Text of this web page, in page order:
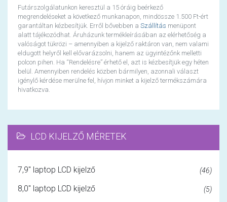
Futárszolgálatunkon keresztül a 15 óráig beérkező
megrendeléseket a következő munkanapon, mindössze 1.500 Ft-ért
garantáltan kézbesítjük. Erről bővebben a Szállítás menüpont
alatt tájékozódhat. Áruházunk termékleírásában az elérhetőség a
valóságot tükrözi – amennyiben a kijelző raktáron van, nem valami
eldugott helyről kell elővarázsolni, hanem az ügyintézőnk melletti
polcon pihen. Ha “Rendelésre” érhető el, azt is kézbesítjük egy héten
belül. Amennyiben rendelés közben bármilyen, azonnali választ
igénylő kérdése merülne fel, hívjon minket a kijelző termékszámára
hivatkozva.
LCD KIJELZŐ MÉRETEK
7,9" laptop LCD kijelző (46)
8,0" laptop LCD kijelző (5)